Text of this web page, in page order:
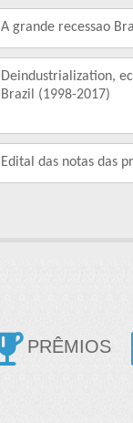
A grande recessao
Deindustrialization,
Brazil (1998-2017)
Edital das notas das
PRÊMIOS